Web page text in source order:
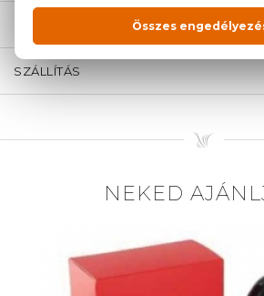
SZÁLLÍTÁS
NEKED